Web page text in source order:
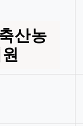
산농